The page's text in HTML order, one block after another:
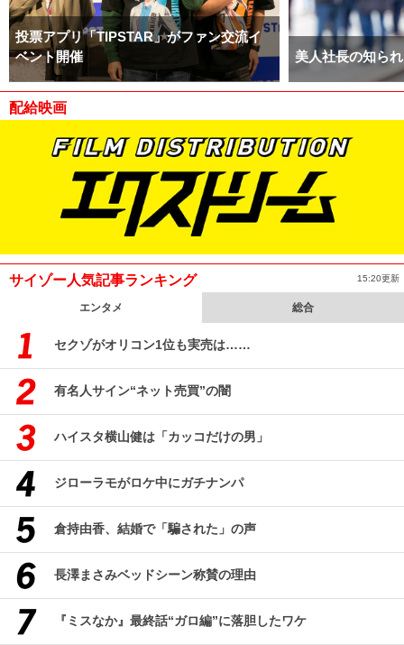
投票アプリ「TIPSTAR」がファン交流イ
ベント開催
美人社長の知ら
配給映画
サイゾー人気記事ランキング 15:20更新
エンタメ 総合
セクゾがオリコン1位も実売は……
有名人サイン“ネット売買”の闇
ハイスタ横山健は「カッコだけの男」
ジローラモがロケ中にガチナンパ
倉持由香、結婚で「騙された」の声
長澤まさみベッドシーン称賛の理由
『ミスなか』最終話“ガロ編”に落胆したワケ